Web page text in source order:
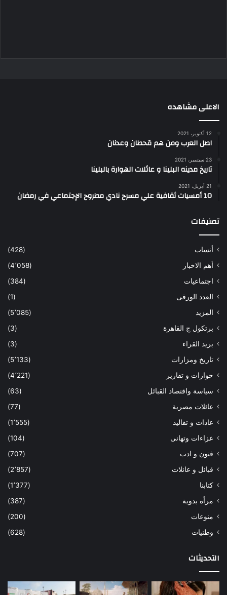
الاعلى مشاهده
12 أكتوبر، 2021
اصل العرب ومن هم قحطان وعدنان
23 سبتمبر، 2021
تاريخ مدينه البلينا و عائلات الهوارة بالبلينا
21 أبريل، 2021
10 أمسيات ثقافية علي مسرح نادي مطروح الإجتماعي في رمضان
تصنيفات
أنساب
(428)
أهم الاخبار
(4٬058)
اجتماعيات
(384)
العدد الورقى
(1)
المزيد
(5٬085)
برتكول ج القاهرة
(3)
بريد القراء
(3)
تاريخ ومزارات
(5٬133)
حوارات و تقارير
(4٬221)
سياسة واقتصاد القبائل
(63)
عائلات مصرية
(77)
عادات و تقاليد
(1٬555)
عزاءات وتهانى
(104)
فنون و ادب
(707)
قبائل و عائلات
(2٬857)
كتابنا
(1٬377)
مرأه بدوية
(387)
منوعات
(200)
وطنيات
(628)
التحديثات